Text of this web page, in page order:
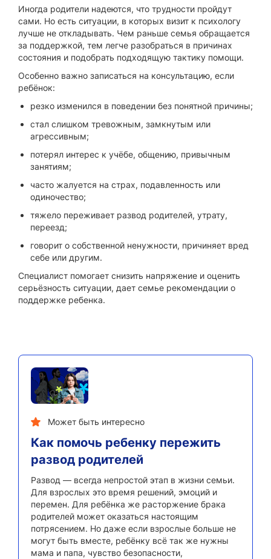
Иногда родители надеются, что трудности пройдут
сами. Но есть ситуации, в которых визит к психологу
лучше не откладывать. Чем раньше семья обращается
за поддержкой, тем легче разобраться в причинах
состояния и подобрать подходящую тактику помощи.
Особенно важно записаться на консультацию, если
ребёнок:
резко изменился в поведении без понятной причины;
стал слишком тревожным, замкнутым или
агрессивным;
потерял интерес к учёбе, общению, привычным
занятиям;
часто жалуется на страх, подавленность или
одиночество;
тяжело переживает развод родителей, утрату,
переезд;
говорит о собственной ненужности, причиняет вред
себе или другим.
Специалист помогает снизить напряжение и оценить
серьёзность ситуации, дает семье рекомендации о
поддержке ребенка.
Может быть интересно
Как помочь ребенку пережить
развод родителей
Развод — всегда непростой этап в жизни семьи.
Для взрослых это время решений, эмоций и
перемен. Для ребёнка же расторжение брака
родителей может оказаться настоящим
потрясением. Но даже если взрослые больше не
могут быть вместе, ребёнку всё так же нужны
мама и папа, чувство безопасности,